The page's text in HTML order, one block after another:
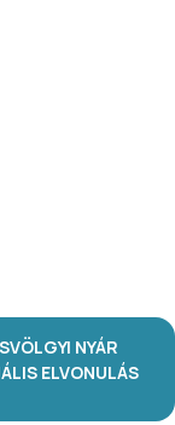
NYÁR
ELVONULÁS